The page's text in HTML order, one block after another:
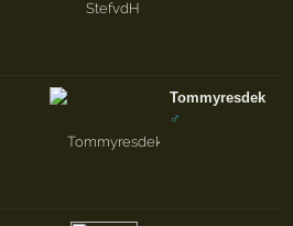
Tommyresdek
♂